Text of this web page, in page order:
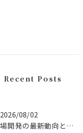
Recent Posts
2026/08/02
足場開発の最新動向と収益性向上の実践ポイントを徹底解説